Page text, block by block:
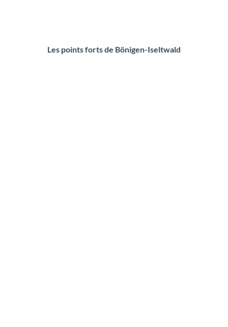
Les points forts de Bönigen-Iseltwald